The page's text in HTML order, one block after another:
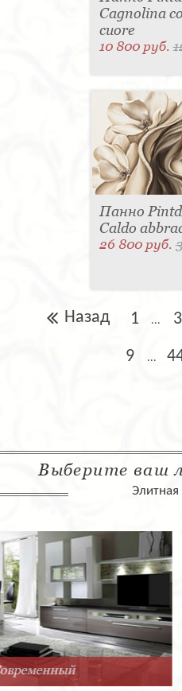
Cagnolina
cuore
10 800 руб.
Панно
Caldo
26 800 руб.
Назад 1 ... 3
9 ...
Выберите ваш